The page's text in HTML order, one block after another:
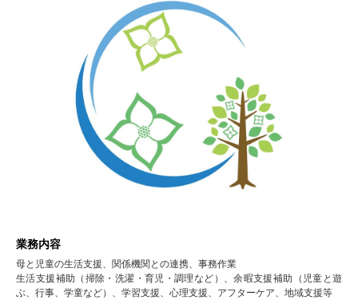
業務内容
母と児童の生活支援、関係機関との連携、事務作業
生活支援補助（掃除・洗濯・育児・調理など）、余暇支援補助（児童と遊
ぶ、行事、学童など）、学習支援、心理支援、アフターケア、地域支援等